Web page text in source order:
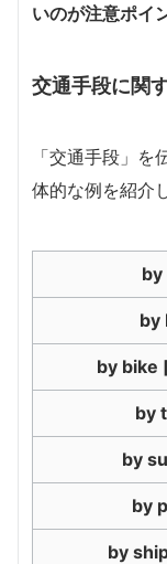
いのが注意ポイ
交通手段に関
「交通手段」
体的な例を紹介
by
by
by bike
by
by
by
by